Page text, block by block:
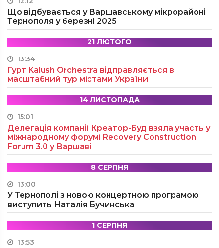
Що відбувається у Варшавському мікрорайоні
Тернополя у березні 2025
21 ЛЮТОГО
13:34
Гурт Kalush Orchestra відправляється в
масштабний тур містами України
14 ЛИСТОПАДА
15:01
Делегація компанії Креатор-Буд взяла участь у
міжнародному форумі Recovery Construction
Forum 3.0 у Варшаві
8 СЕРПНЯ
13:00
У Тернополі з новою концертною програмою
виступить Наталія Бучинська
1 СЕРПНЯ
13:53